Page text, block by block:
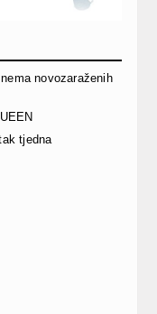
novozaraženih
tjedna